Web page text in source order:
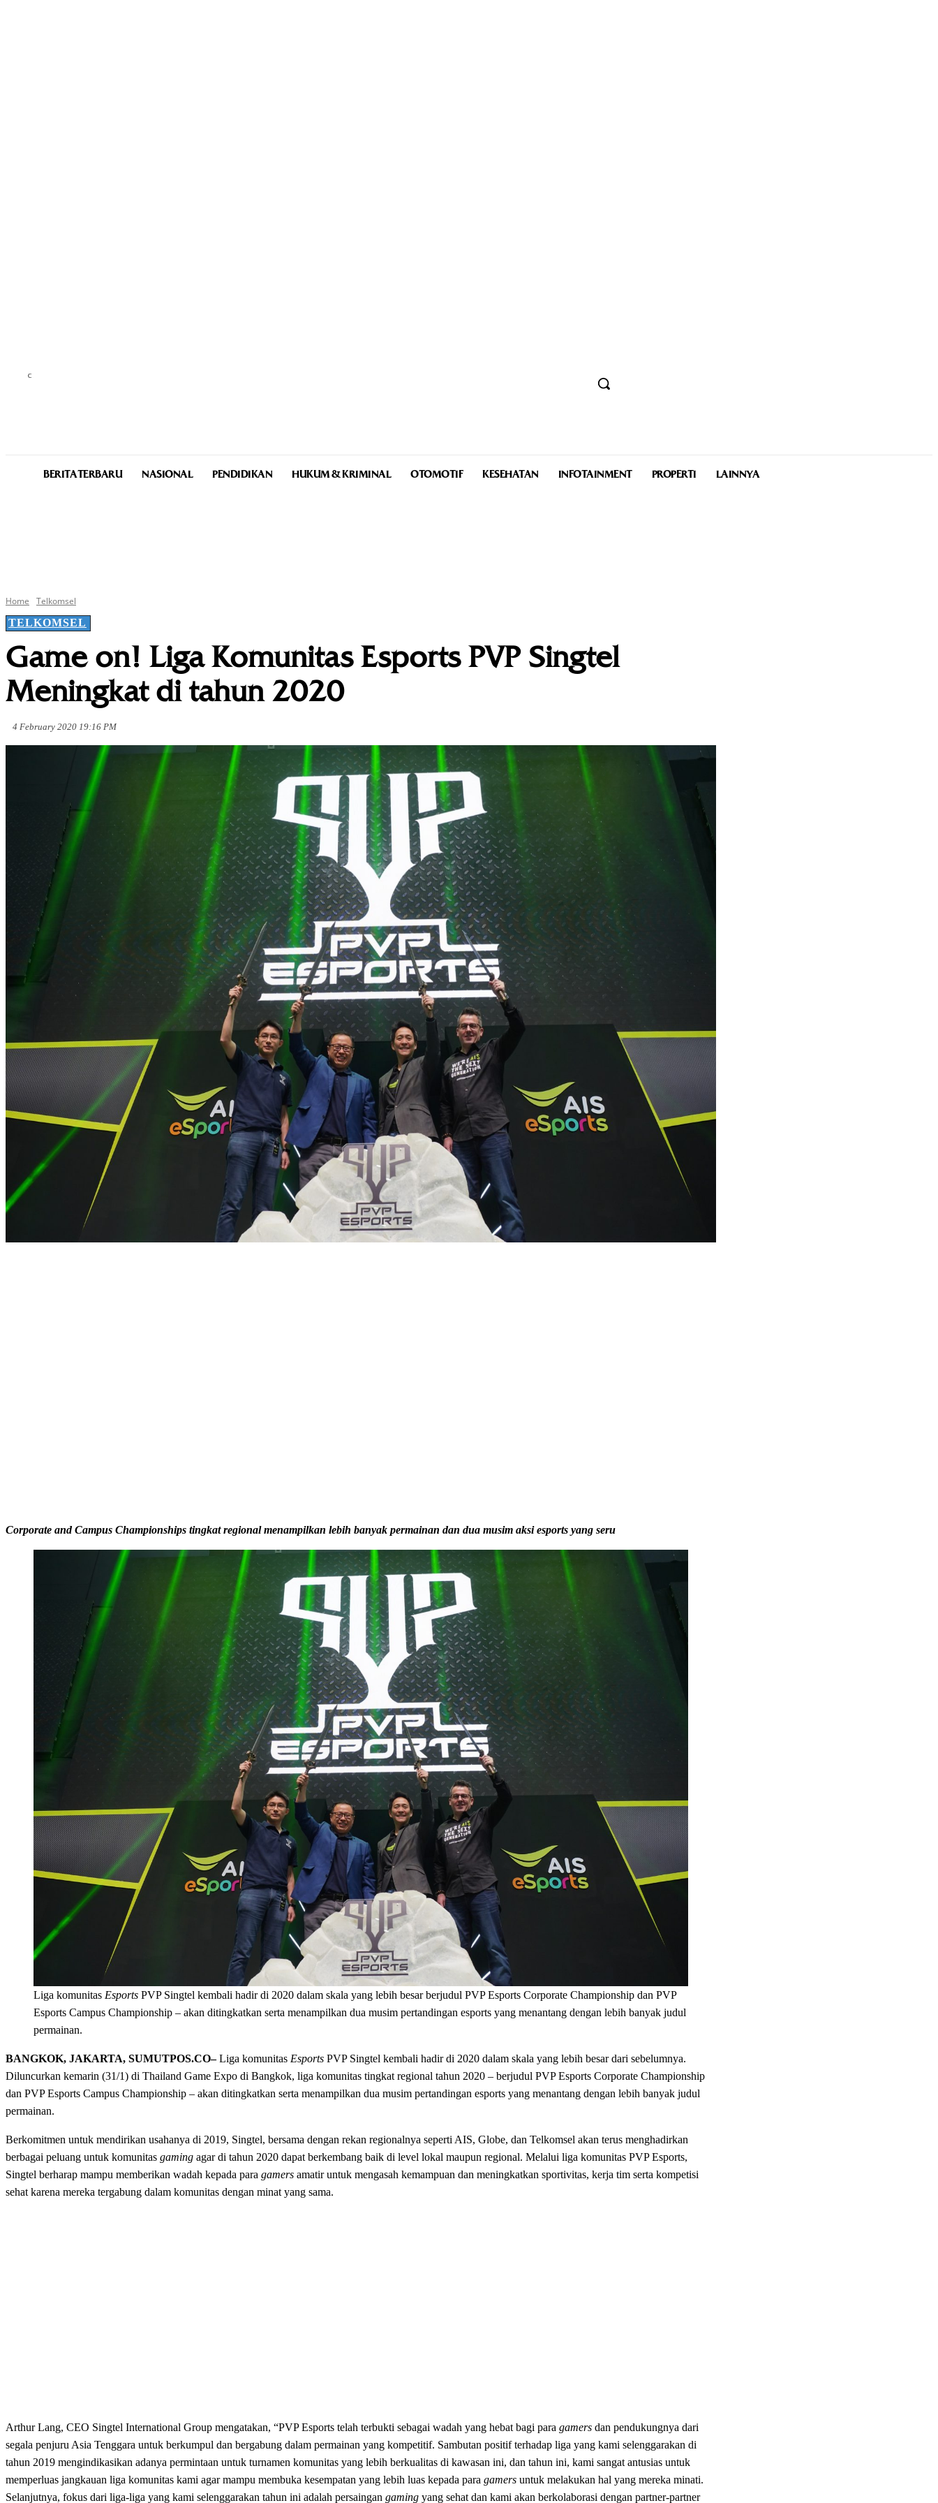
C
BERITA TERBARU NASIONAL PENDIDIKAN HUKUM & KRIMINAL OTOMOTIF KESEHATAN INFOTAINMENT PROPERTI LAINNYA
Home
Telkomsel
TELKOMSEL
Game on! Liga Komunitas Esports PVP Singtel
Meningkat di tahun 2020
4 February 2020 19:16 PM
Corporate and Campus Championships tingkat regional menampilkan lebih banyak permainan dan dua musim aksi esports yang seru
Liga komunitas Esports PVP Singtel kembali hadir di 2020 dalam skala yang lebih besar berjudul PVP Esports Corporate Championship dan PVP
Esports Campus Championship – akan ditingkatkan serta menampilkan dua musim pertandingan esports yang menantang dengan lebih banyak judul
permainan.
BANGKOK, JAKARTA, SUMUTPOS.CO–Liga komunitas Esports PVP Singtel kembali hadir di 2020 dalam skala yang lebih besar dari sebelumnya.
Diluncurkan kemarin (31/1) di Thailand Game Expo di Bangkok, liga komunitas tingkat regional tahun 2020 – berjudul PVP Esports Corporate Championship
dan PVP Esports Campus Championship – akan ditingkatkan serta menampilkan dua musim pertandingan esports yang menantang dengan lebih banyak judul
permainan.
Berkomitmen untuk mendirikan usahanya di 2019, Singtel, bersama dengan rekan regionalnya seperti AIS, Globe, dan Telkomsel akan terus menghadirkan
berbagai peluang untuk komunitas gaming agar di tahun 2020 dapat berkembang baik di level lokal maupun regional. Melalui liga komunitas PVP Esports,
Singtel berharap mampu memberikan wadah kepada para gamers amatir untuk mengasah kemampuan dan meningkatkan sportivitas, kerja tim serta kompetisi
sehat karena mereka tergabung dalam komunitas dengan minat yang sama.
Arthur Lang, CEO Singtel International Group mengatakan, “PVP Esports telah terbukti sebagai wadah yang hebat bagi para gamers dan pendukungnya dari
segala penjuru Asia Tenggara untuk berkumpul dan bergabung dalam permainan yang kompetitif. Sambutan positif terhadap liga yang kami selenggarakan di
tahun 2019 mengindikasikan adanya permintaan untuk turnamen komunitas yang lebih berkualitas di kawasan ini, dan tahun ini, kami sangat antusias untuk
memperluas jangkauan liga komunitas kami agar mampu membuka kesempatan yang lebih luas kepada para gamers untuk melakukan hal yang mereka minati.
Selanjutnya, fokus dari liga-liga yang kami selenggarakan tahun ini adalah persaingan gaming yang sehat dan kami akan berkolaborasi dengan partner-partner